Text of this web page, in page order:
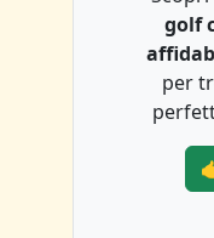
golf
per